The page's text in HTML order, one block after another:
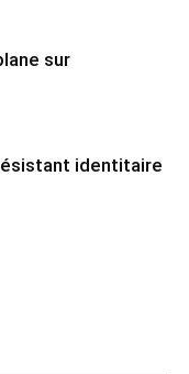
sur
identitaire